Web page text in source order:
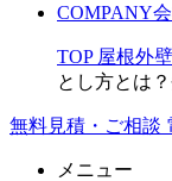
COMPANY
TOP 屋根外
とし方とは
無料見積・ご相談
メニュー